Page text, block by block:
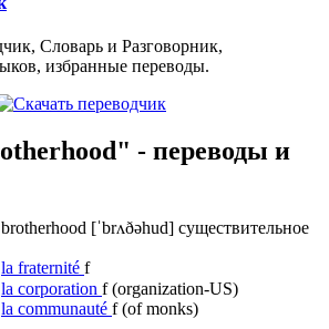
Словарь и Разговорник,
избранные переводы.
- переводы и
brotherhood [ˈbrʌðəhud] существительное
la fraternité f
la corporation f (organization-US)
la communauté f (of monks)